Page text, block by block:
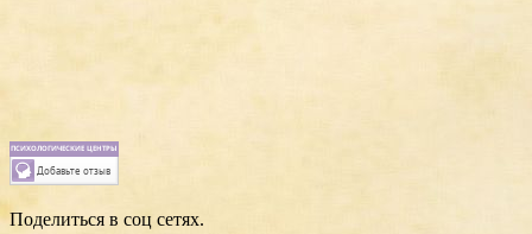
Поделиться в соц сетях.